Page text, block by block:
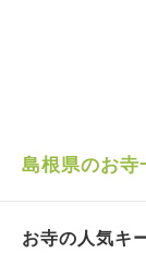
島根県のお寺
お寺の人気キ